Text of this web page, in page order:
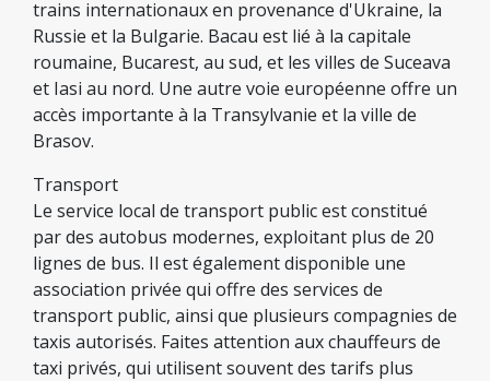
trains internationaux en provenance d'Ukraine, la
Russie et la Bulgarie. Bacau est lié à la capitale
roumaine, Bucarest, au sud, et les villes de Suceava
et Iasi au nord. Une autre voie européenne offre un
accès importante à la Transylvanie et la ville de
Brasov.
Transport
Le service local de transport public est constitué
par des autobus modernes, exploitant plus de 20
lignes de bus. Il est également disponible une
association privée qui offre des services de
transport public, ainsi que plusieurs compagnies de
taxis autorisés. Faites attention aux chauffeurs de
taxi privés, qui utilisent souvent des tarifs plus